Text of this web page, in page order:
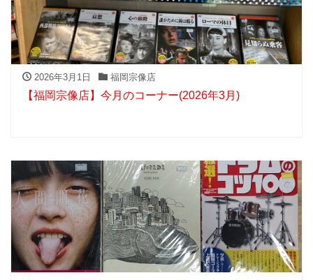
2026年3月1日 福岡宗像店
【福岡宗像店】今月のコーナー(2026年3月)